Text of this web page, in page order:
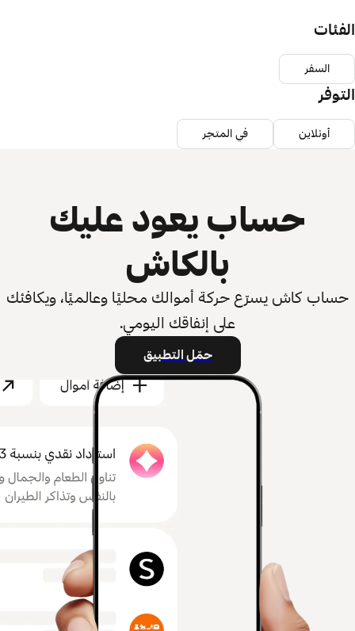
الفئات
السفر
التوفر
أونلاين في المتجر
حساب يعود عليك
بالكاش
حساب كاش يسرّع حركة أموالك محليًا وعالميًا، ويكافئك
على إنفاقك اليومي.
حمّل التطبيق